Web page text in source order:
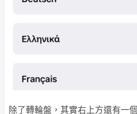
除了轉輪盤，其實右上方還有一